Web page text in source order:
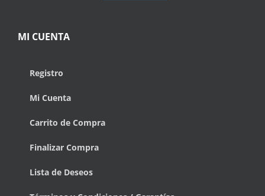
MI CUENTA
Registro
Mi Cuenta
Carrito de Compra
Finalizar Compra
Lista de Deseos